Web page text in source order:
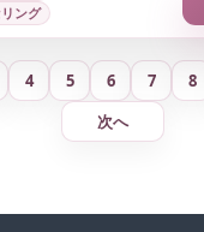
ング
4 5 6 7 8
次へ